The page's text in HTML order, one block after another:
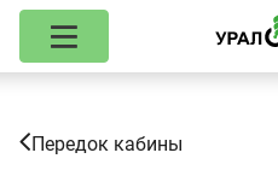
Передок кабины